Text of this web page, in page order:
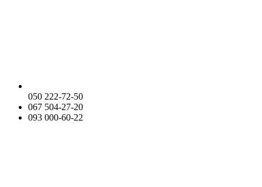
050 222-72-50
067 504-27-20
093 000-60-22